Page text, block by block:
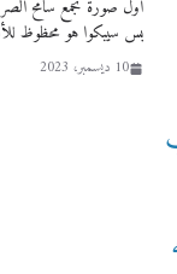
أول صورة تجمع سامح
بس سيبكوا هو محظوظ
10 ديسمبر، 2023